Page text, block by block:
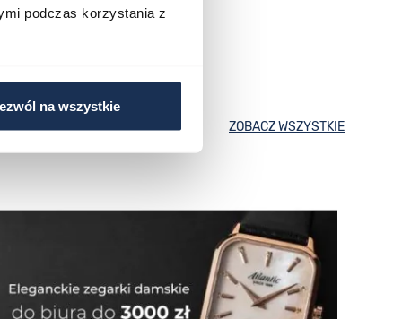
podczas korzystania z
na wszystkie
ZOBACZ WSZYSTKIE